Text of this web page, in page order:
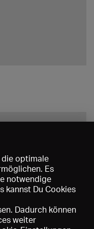
Speichern
die optimale
Es
notwendige
kannst Du Cookies
Dadurch können
weiter